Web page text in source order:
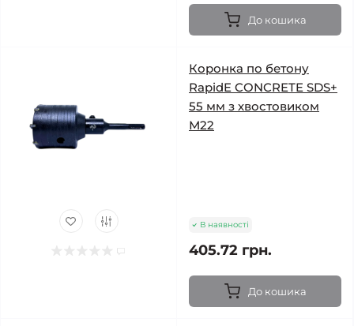
До кошика
Коронка по бетону
RapidE CONCRETE SDS+
55 мм з хвостовиком
М22
В наявності
405.72 грн.
До кошика